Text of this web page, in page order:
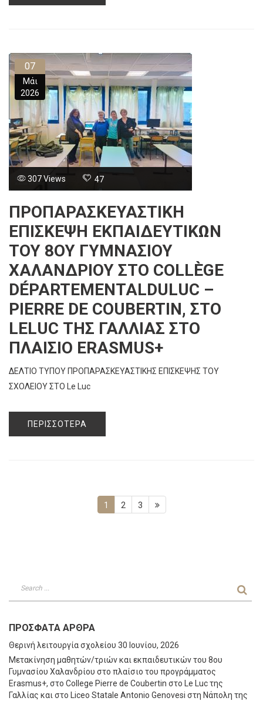
07
Μάι
2026
307 Views 47
ΠΡΟΠΑΡΑΣΚΕΥΑΣΤΙΚΉ
ΕΠΊΣΚΕΨΗ ΕΚΠΑΙΔΕΥΤΙΚΏΝ
ΤΟΥ 8ΟΥ ΓΥΜΝΑΣΊΟΥ
ΧΑΛΑΝΔΡΊΟΥ ΣΤΟ COLLÈGE
DÉPARTEMENTALDULUC –
PIERRE DE COUBERTIN, ΣΤΟ
LELUC ΤΗΣ ΓΑΛΛΊΑΣ ΣΤΟ
ΠΛΑΊΣΙΟ ERASMUS+
ΔΕΛΤΙΟ ΤΥΠΟΥ ΠΡΟΠΑΡΑΣΚΕΥΑΣΤΙΚΗΣ ΕΠΙΣΚΕΨΗΣ ΤΟΥ
ΣΧΟΛΕΙΟΥ ΣΤΟ Le Luc
ΠΕΡΙΣΣΌΤΕΡΑ
1 2 3
ΠΡΌΣΦΑΤΑ ΆΡΘΡΑ
Θερινή λειτουργία σχολείου 30 Ιουνίου, 2026
Μετακίνηση μαθητών/τριών και εκπαιδευτικών του 8ου
Γυμνασίου Χαλανδρίου στο πλαίσιο του προγράμματος
Erasmus+, στο College Pierre de Coubertin στο Le Luc της
Γαλλίας και στο Liceo Statale Antonio Genovesi στη Νάπολη της